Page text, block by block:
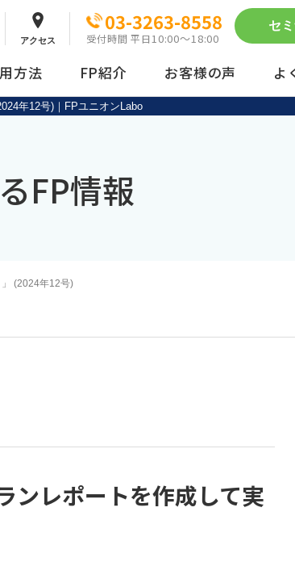
アクセス
03-3263-8558
受付時間 平日10:00～18:00
セ
方法 FP紹介 お客様の声 よ
年12号)｜FPユニオンLabo
FP情報
」 (2024年12号)
ンレポートを作成して実